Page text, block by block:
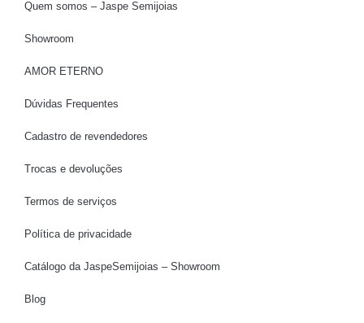
Quem somos – Jaspe Semijoias
Showroom
AMOR ETERNO
Dúvidas Frequentes
Cadastro de revendedores
Trocas e devoluções
Termos de serviços
Política de privacidade
Catálogo da JaspeSemijoias – Showroom
Blog